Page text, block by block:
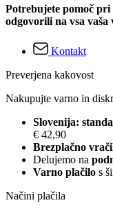
Potrebujete pomoč pri
odgovorili na vsa vaša
Kontakt
Preverjena kakovost
Nakupujte varno in
Slovenija:
€ 42,90
Brezplačno
Delujemo na
Varno plačilo s
Načini plačila